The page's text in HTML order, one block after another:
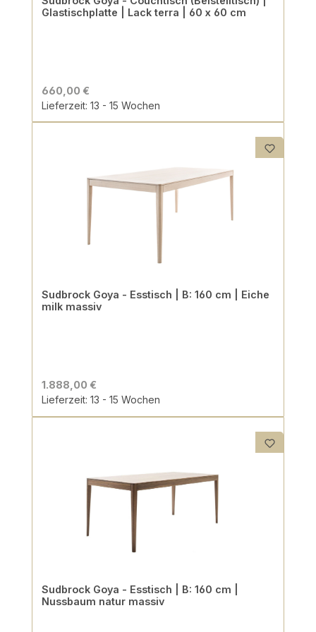
Glastischplatte | Lack terra | 60 x 60 cm
660,00 €
Lieferzeit: 13 - 15 Wochen
Sudbrock Goya - Esstisch | B: 160 cm | Eiche
milk massiv
1.888,00 €
Lieferzeit: 13 - 15 Wochen
Sudbrock Goya - Esstisch | B: 160 cm |
Nussbaum natur massiv